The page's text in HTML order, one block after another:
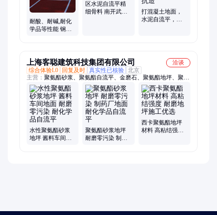
耐酸、耐碱,耐化
学品等性能 钢化
区水泥自流平精
细骨料 南开武清
打混凝土地面，
水泥自流平，钢
上海客聪建筑科技集团有限公司
洽谈
综合体验L0
回复及时 真实性已核验 北京
主营： 聚氨酯砂浆、聚氨酯自流平、金磨石、聚氨酯地坪、聚氨
酯砂浆地坪、水性聚氨酯地坪、巴斯夫聚氨酯地坪、西卡聚氨酯
地坪、食品车间地坪、环氧地坪、环氧磨石地坪、巴斯夫聚氨脂
砂浆地坪、西卡聚氨脂砂浆地坪、超耐磨聚氨脂地坪、客聪聚氨
酯砂浆地坪、客聪聚氨酯地坪、超耐磨地坪、环氧自流平
水性聚氨酯砂浆
地坪 酱料车间地
聚氨酯砂浆地坪
耐磨零污染 制药
西卡聚氨酯地坪
材料 高粘结强度